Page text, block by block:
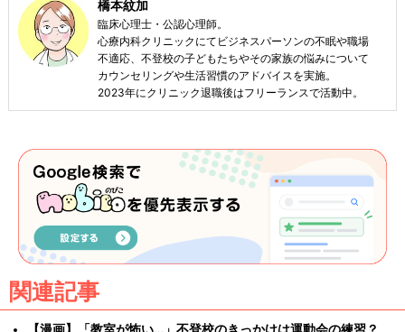
橋本紋加
臨床心理士・公認心理師。
心療内科クリニックにてビジネスパーソンの不眠や職場
不適応、不登校の子どもたちやその家族の悩みについて
カウンセリングや生活習慣のアドバイスを実施。
2023年にクリニック退職後はフリーランスで活動中。
関連記事
【漫画】「教室が怖い…」不登校のきっかけは運動会の練習？